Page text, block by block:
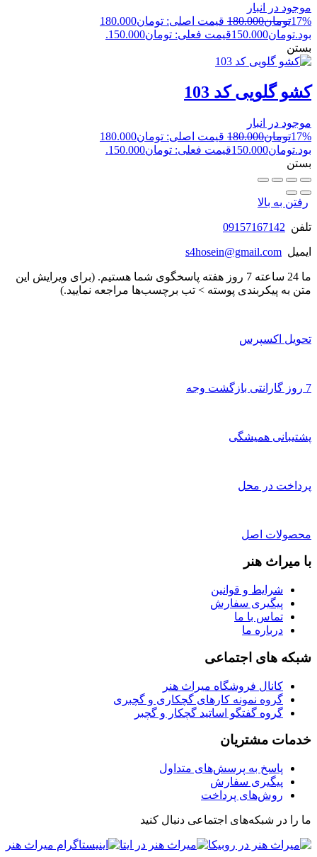
موجود در انبار
17%تومان180.000
قیمت اصلی: تومان180.000
بود.تومان150.000قیمت فعلی: تومان150.000.
بستن
کشو گلویی کد 103
موجود در انبار
17%تومان180.000
قیمت اصلی: تومان180.000
بود.تومان150.000قیمت فعلی: تومان150.000.
بستن
رفتن به بالا
تلفن 09157167142
ایمیل s4hosein@gmail.com
ما 24 ساعته 7 روز هفته پاسخگوی شما هستیم. (برای ویرایش این
متن به پیکربندی پوسته > تب برچسب‌ها مراجعه نمایید.)
تحویل اکسپرس
7 روز گارانتی بازگشت وجه
پشتیبانی همیشگی
پرداخت در محل
محصولات اصل
با میراث هنر
شرایط و قوانین
پیگیری سفارش
تماس با ما
درباره ما
شبکه های اجتماعی
کانال فروشگاه میراث هنر
گروه نمونه کارهای گچکاری و گچبری
گروه گفتگو اساتید گچکار و گچبر
خدمات مشتریان
پاسخ به پرسش‌های متداول
پیگیری سفارش
روش‌های پرداخت
ما را در شبکه‌های اجتماعی دنبال کنید